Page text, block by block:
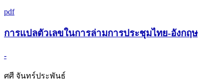
pdf
การแปลตัวเลขในการล่ามการประชุมไทย-อังกฤษ
-
ศศี จันทร์ประพันธ์